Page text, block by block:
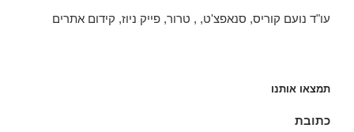
עו"ד נועם קוריס, סנאפצ'ט, , טרור, פייק ניוז, קידום אתרים
תמצאו אותנו
כתובת